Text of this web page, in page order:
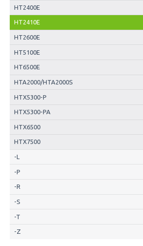
HT2400E
HT2410E
HT2600E
HT5100E
HT6500E
HTA2000/HTA2000S
HTX5300-P
HTX5300-PA
HTX6500
HTX7500
-L
-P
-R
-S
-T
-Z